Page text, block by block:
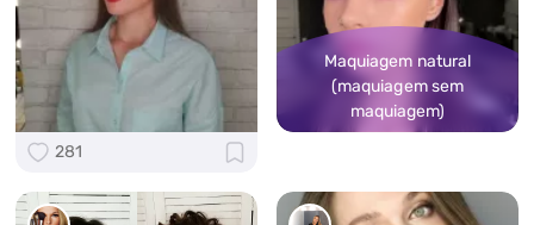
281
Maquiagem natural
(maquiagem sem
maquiagem)